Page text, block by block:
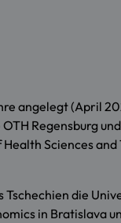
angelegt (April
Regensburg
Sciences and
die
in Bratislava